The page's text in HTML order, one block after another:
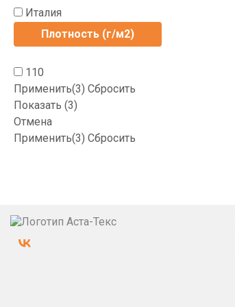
Италия
Плотность (г/м2)
110
Применить(3) Сбросить
Показать (3)
Отмена
Применить(3) Сбросить